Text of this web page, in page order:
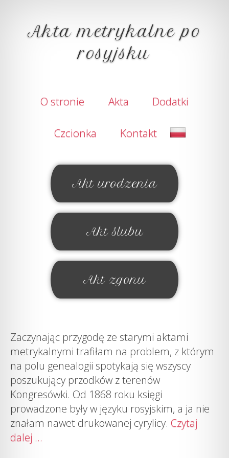
Akta metrykalne po
rosyjsku
O stronie Akta Dodatki
Czcionka Kontakt
Akt urodzenia
Akt ślubu
Akt zgonu
Zaczynając przygodę ze starymi aktami
metrykalnymi trafiłam na problem, z którym
na polu genealogii spotykają się wszyscy
poszukujący przodków z terenów
Kongresówki. Od 1868 roku księgi
prowadzone były w języku rosyjskim, a ja nie
znałam nawet drukowanej cyrylicy. Czytaj
dalej ...